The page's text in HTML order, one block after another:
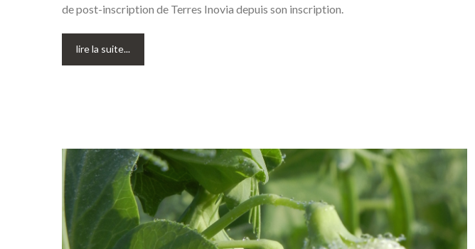
de post-inscription de Terres Inovia depuis son inscription.
lire la suite...